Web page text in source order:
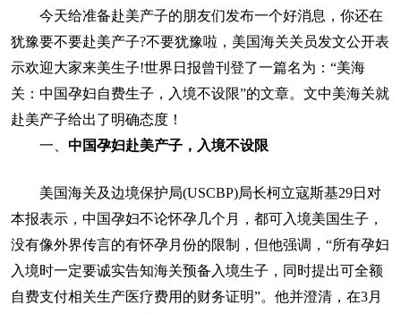
吗
今天给准备赴美产子的朋友们发布一个好消息，你还在
犹豫要不要赴美产子?不要犹豫啦，美国海关关员发文公开表
示欢迎大家来美生子!世界日报曾刊登了一篇名为：“美海
关：中国孕妇自费生子，入境不设限”的文章。文中美海关就
赴美产子给出了明确态度！
一、 中国孕妇赴美产子，入境不设限
美国海关及边境保护局(USCBP)局长柯立寇斯基29日对
本报表示，中国孕妇不论怀孕几个月，都可入境美国生子，
没有像外界传言的有怀孕月份的限制，但他强调，“所有孕妇
入境时一定要诚实告知海关预备入境生子，同时提出可全额
自费支付相关生产医疗费用的财务证明”。他并澄清，在3月